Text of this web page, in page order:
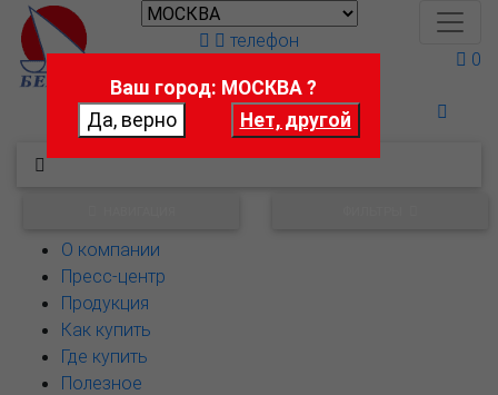
Поможем выбрать
телефон
0
О компании
Пресс-центр
Продукция
Как купить
Где купить
Полезное
Ваш город: МОСКВА ?